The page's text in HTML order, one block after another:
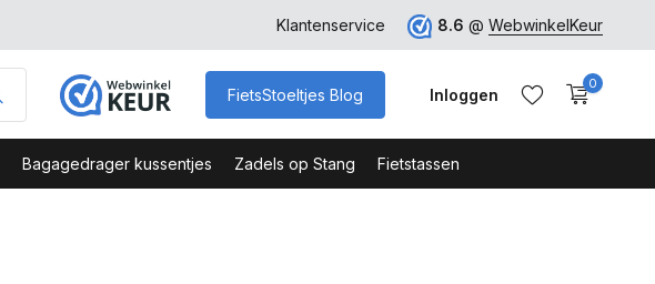
Klantenservice 8.6 @ WebwinkelKeur
FietsStoeltjes Blog Inloggen
0
Bagagedrager kussentjes Zadels op Stang Fietstassen